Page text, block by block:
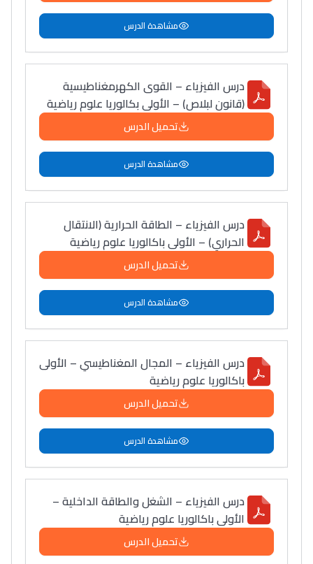
Lycée Maroc
مشاهدة الدرس
درس الفيزياء – القوى الكهرمغناطيسية
(قانون لبلاص) – الأولى بكالوريا علوم رياضية
تحميل الدرس
مشاهدة الدرس
درس الفيزياء – الطاقة الحرارية (الانتقال
الحراري) – الأولى باكالوريا علوم رياضية
تحميل الدرس
مشاهدة الدرس
درس الفيزياء – المجال المغناطيسي – الأولى
باكالوريا علوم رياضية
تحميل الدرس
مشاهدة الدرس
درس الفيزياء – الشغل والطاقة الداخلية –
الأولى باكالوريا علوم رياضية
تحميل الدرس